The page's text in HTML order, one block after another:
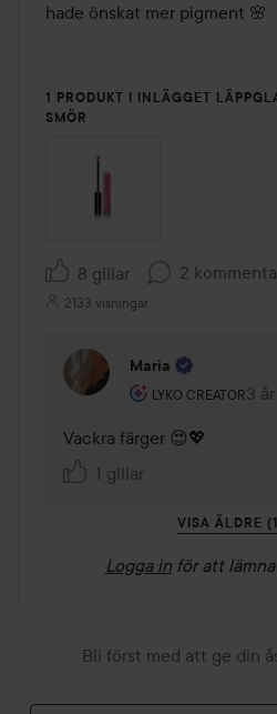
hade önskat mer pigment 🌸
1 PRODUKT I INLÄGGET
SMÖR
8 gillar 2
2133 visningar
Maria
LYKO CREATOR
Användarens roll:3 år
Vackra färger 😍💖
1 gillar
VISA ÄLDRE
Logga in för att
Bli först med att ge din